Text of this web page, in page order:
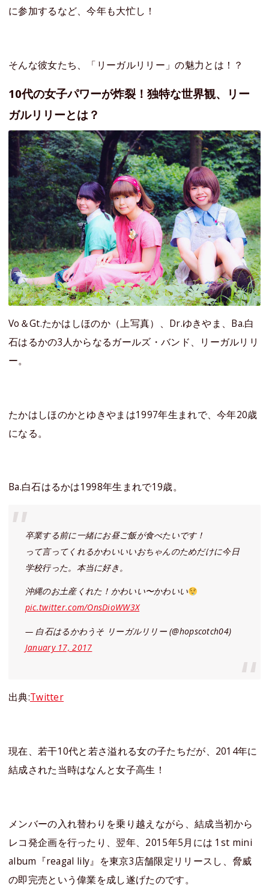
に参加するなど、今年も大忙し！
そんな彼女たち、「リーガルリリー」の魅力とは！？
10代の女子パワーが炸裂！独特な世界観、リー
ガルリリーとは？
Vo＆Gt.たかはしほのか（上写真）、Dr.ゆきやま、Ba.白
石はるかの3人からなるガールズ・バンド、リーガルリリ
ー。
たかはしほのかとゆきやまは1997年生まれで、今年20歳
になる。
Ba.白石はるかは1998年生まれで19歳。
卒業する前に一緒にお昼ご飯が食べたいです！
って言ってくれるかわいいいおちゃんのためだけに今日
学校行った。本当に好き。
沖縄のお土産くれた！かわいい〜かわいい
pic.twitter.com/OnsDioWW3X
— 白石はるかわうそ リーガルリリー (@hopscotch04)
January 17, 2017
出典:Twitter
現在、若干10代と若さ溢れる女の子たちだが、2014年に
結成された当時はなんと女子高生！
メンバーの入れ替わりを乗り越えながら、結成当初から
レコ発企画を行ったり、翌年、2015年5月には 1st mini
album『reagal lily』を東京3店舗限定リリースし、脅威
の即完売という偉業を成し遂げたのです。